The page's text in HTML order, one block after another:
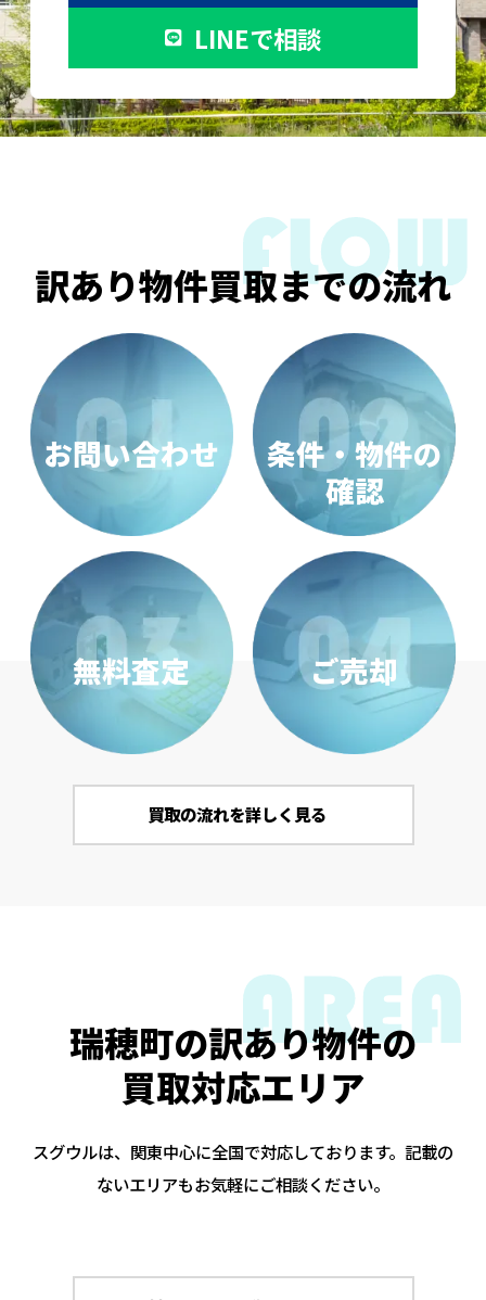
LINEで相談
訳あり物件買取までの流れ
お問い合わせ
条件・物件の
確認
無料査定 ご売却
買取の流れを詳しく見る
瑞穂町の訳あり物件の
買取対応エリア
スグウルは、関東中心に全国で対応しております。記載の
ないエリアもお気軽にご相談ください。